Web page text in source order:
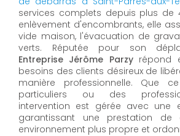
services complets depuis plus de
enlèvement d'encombrants, elle
vide maison, l'évacuation de
verts. Réputée pour son
Entreprise Jérôme Parzyrépond
besoins des clients désireux de
manière professionnelle. Que
particuliers ou des
intervention est gérée avec une
garantissant une prestation de
environnement plus propre et